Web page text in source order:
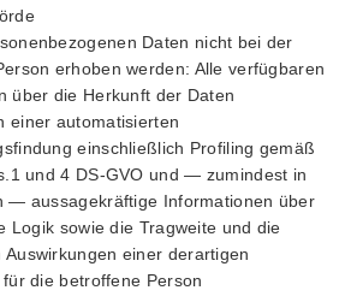
Daten nicht bei der
erhoben werden: Alle verfügbaren
über die Herkunft der Daten
einer automatisierten
einschließlich Profiling gemäß
und 4 DS-GVO und — zumindest in
— aussagekräftige Informationen über
Logik sowie die Tragweite und die
Auswirkungen einer derartigen
die betroffene Person